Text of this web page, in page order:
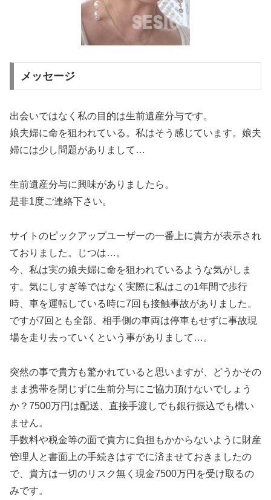
メッセージ
出会いではなく私の目的は生前遺産分与です。
娘夫婦に命を狙われている。私はそう感じています。娘夫
婦には少し問題がありまして…
生前遺産分与に興味がありましたら。
是非1度ご連絡下さい。
サイトのピックアップユーザーの一番上に貴方が表示され
ておりました。じつは…。
今、私は実の娘夫婦に命を狙われているような気がしま
す。気にしすぎ等ではなく実際に私はこの1年間で歩行
時、車を運転している時に7回も接触事故がありました。
ですが7回とも全部、相手側の車両は停車もせずに事故現
場を走り去っていくという事がありまして…。
突然の事で貴方も驚かれていると思いますが、どうかその
まま携帯を閉じずに生前分与にご協力頂けないでしょう
か？7500万円は配送、直接手渡しでも銀行振込でも構い
ません。
手数料や税金等の面で貴方に負担もかからないように財産
管理人と書面上の手続きはすでに済ませておきましたの
で、貴方は一切のリスク無く現金7500万円を受け取るの
みです。